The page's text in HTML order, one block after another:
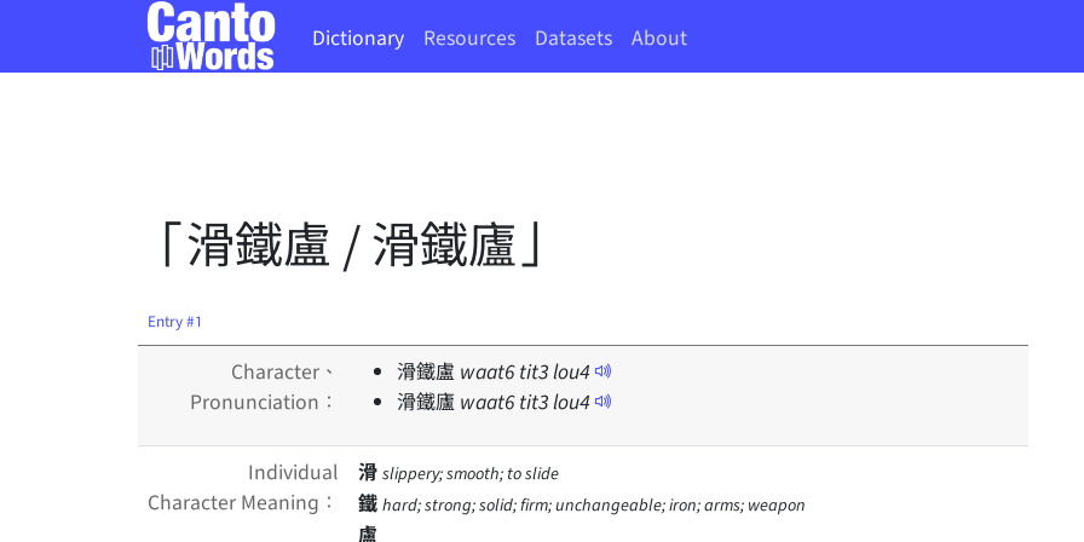
Dictionary Resources Datasets About
「滑鐵盧 / 滑鐵廬」
Entry #1
Character、
Pronunciation：
滑鐵盧 waat6tit3lou4
滑鐵廬 waat6tit3lou4
Individual
Character Meaning：
滑 slippery; smooth; to slide
鐵 hard; strong; solid; firm; unchangeable; iron; arms; weapon
盧